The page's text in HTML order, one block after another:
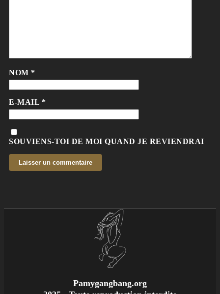
NOM *
E-MAIL *
SOUVIENS-TOI DE MOI QUAND JE REVIENDRAI
Pamygangbang.org